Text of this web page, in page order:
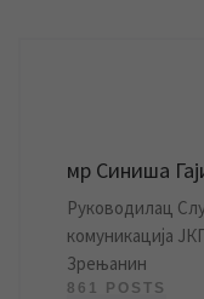
мр Синиша
Руководилац
комуникација
Зрењанин
861 POSTS